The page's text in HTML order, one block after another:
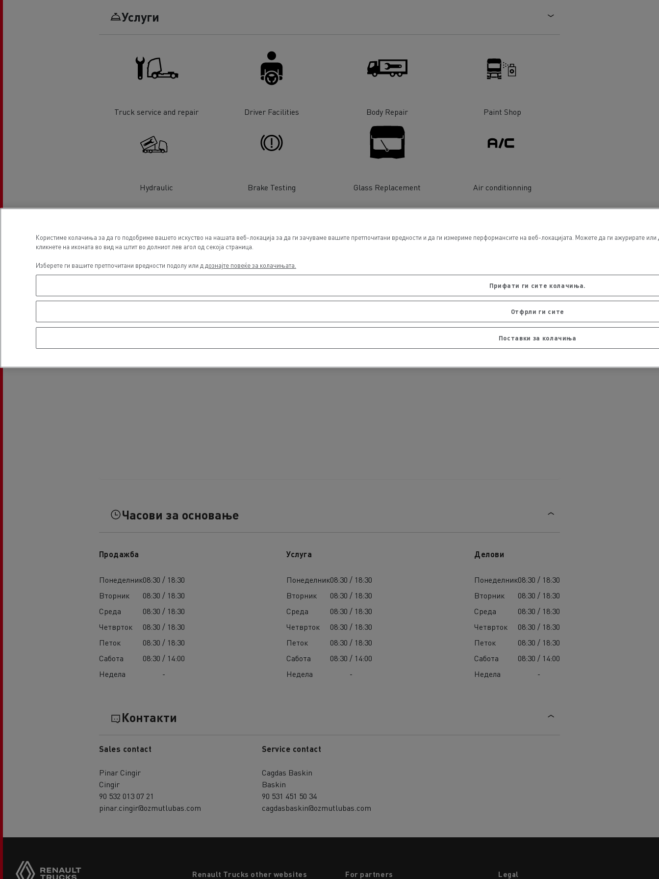
Услуги
Truck service and repair Driver Facilities Body Repair Paint Shop
Hydraulic Brake Testing Glass Replacement Air conditionning
Часови за основање
Продажба
Понеделник08:30 / 18:30
Вторник
08:30 / 18:30
Среда
08:30 / 18:30
Четврток
08:30 / 18:30
Петок
08:30 / 18:30
Сабота
08:30 / 14:00
Недела
-
Услуга
Понеделник08:30 / 18:30
Вторник
08:30 / 18:30
Среда
08:30 / 18:30
Четврток
08:30 / 18:30
Петок
08:30 / 18:30
Сабота
08:30 / 14:00
Недела
-
Делови
Понеделник08:30 / 18:30
Вторник
08:30 / 18:30
Среда
08:30 / 18:30
Четврток
08:30 / 18:30
Петок
08:30 / 18:30
Сабота
08:30 / 14:00
Недела
-
Контакти
Sales contact
Pinar Cingir
Cingir
90 532 013 07 21
pinar.cingir@ozmutlubas.com
Service contact
Cagdas Baskin
Baskin
90 531 451 50 34
cagdasbaskin@ozmutlubas.com
Renault Trucks other websites For partners Legal
Користиме колачиња за да го подобриме вашето искуство на нашата веб-локација за да ги зачуваме вашите претпочитани вредности и да ги измериме перформансите на веб-локацијата. Можете да ги ажурирате
кликнете на иконата во вид на штит во долниот лев агол од секоја страница.
Изберете ги вашите претпочитани вредности подолу или д дознајте повеќе за колачињата.
Прифати ги сите колачиња.
Отфрли ги сите
Поставки за колачиња